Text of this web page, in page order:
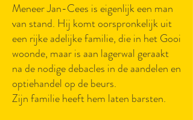
Meneer Jan-Cees is eigenlijk een man
van stand. Hij komt oorspronkelijk uit
een rijke adelijke familie, die in het Gooi
woonde, maar is aan lagerwal geraakt
na de nodige debacles in de aandelen en
optiehandel op de beurs.
Zijn familie heeft hem laten barsten.